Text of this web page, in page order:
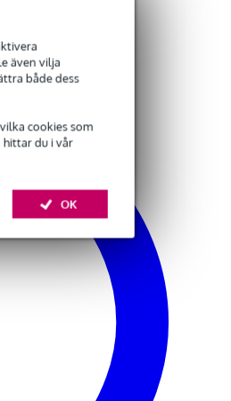
även vilja
både dess
cookies som
du i vår
OK